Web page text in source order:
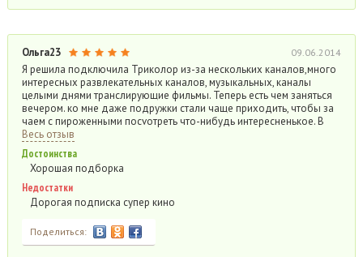
Ольга23 09.06.2014
Я решила подключила Триколор из-за нескольких каналов,много
интересных развлекательных каналов, музыкальных, каналы
целыми днями транслирующие фильмы. Теперь есть чем заняться
вечером. ко мне даже подружки стали чаще приходить, чтобы за
чаем с пироженными посvотреть что-нибудь интересненькое. В
Весь отзыв
Достоинства
Хорошая подборка
Недостатки
Дорогая подписка супер кино
Поделиться: